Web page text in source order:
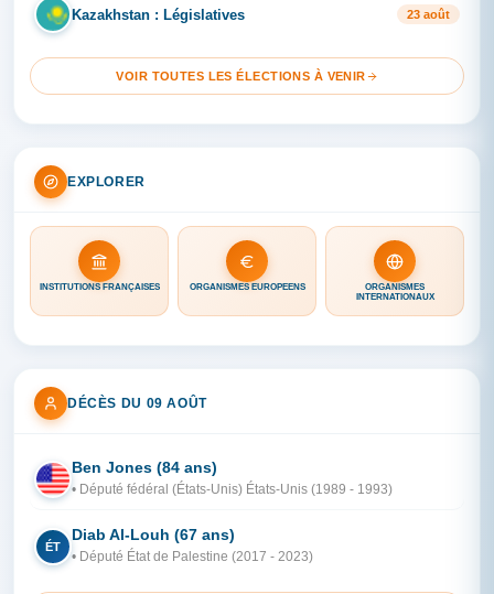
KA Kazakhstan : Législatives 23 août
VOIR TOUTES LES ÉLECTIONS À VENIR
EXPLORER
INSTITUTIONS FRANÇAISES ORGANISMES EUROPÉENS
ORGANISMES
INTERNATIONAUX
DÉCÈS DU 09 AOÛT
ÉT
Ben Jones (84 ans)
• Député fédéral (États-Unis) États-Unis (1989 - 1993)
ÉT
Diab Al-Louh (67 ans)
• Député État de Palestine (2017 - 2023)